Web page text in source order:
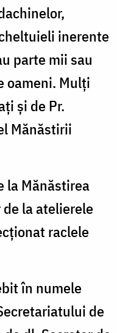
inerente
parte mii sau
oameni. Mulți
și de Pr.
Mănăstirii
la Mănăstirea
la atelierele
raclele
în numele
de